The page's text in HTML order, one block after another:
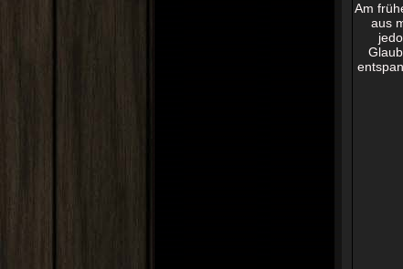
Am
aus